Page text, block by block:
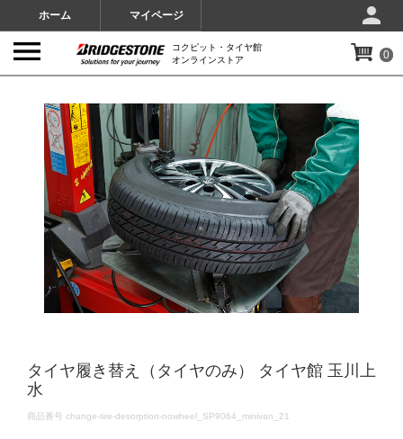
ホーム マイページ
コクピット・タイヤ館
オンラインストア
0
タイヤ履き替え（タイヤのみ） タイヤ館 玉川上
水
DETAILS
商品番号 change-tire-desorption-nowheel_SP9064_minivan_21